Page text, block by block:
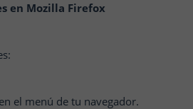
en Mozilla Firefox
el menú de tu navegador.